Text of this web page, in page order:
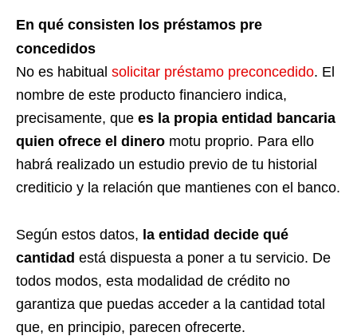
En qué consisten los préstamos pre
concedidos
No es habitual solicitar préstamo preconcedido. El
nombre de este producto financiero indica,
precisamente, que es la propia entidad bancaria
quien ofrece el dinero motu proprio. Para ello
habrá realizado un estudio previo de tu historial
crediticio y la relación que mantienes con el banco.
Según estos datos, la entidad decide qué
cantidad está dispuesta a poner a tu servicio. De
todos modos, esta modalidad de crédito no
garantiza que puedas acceder a la cantidad total
que, en principio, parecen ofrecerte.